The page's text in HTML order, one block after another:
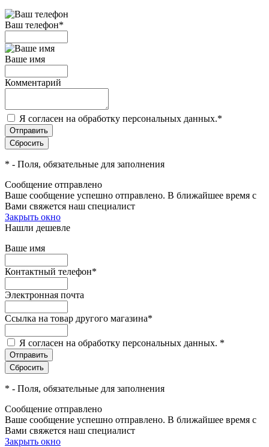
Ваш телефон*
Ваше имя
Комментарий
Я согласен на обработку персональных данных.*
* - Поля, обязательные для заполнения
Сообщение отправлено
Ваше сообщение успешно отправлено. В ближайшее время с
Вами свяжется наш специалист
Закрыть окно
Нашли дешевле
Ваше имя
Контактный телефон*
Электронная почта
Ссылка на товар другого магазина*
Я согласен на обработку персональных данных. *
* - Поля, обязательные для заполнения
Сообщение отправлено
Ваше сообщение успешно отправлено. В ближайшее время с
Вами свяжется наш специалист
Закрыть окно